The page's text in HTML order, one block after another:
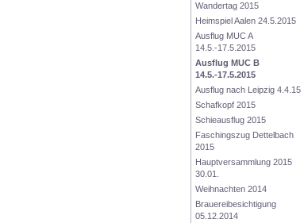
Wandertag 2015
Heimspiel Aalen 24.5.2015
Ausflug MUC A
14.5.-17.5.2015
Ausflug MUC B
14.5.-17.5.2015
Ausflug nach Leipzig 4.4.15
Schafkopf 2015
Schieausflug 2015
Faschingszug Dettelbach
2015
Hauptversammlung 2015
30.01.
Weihnachten 2014
Brauereibesichtigung
05.12.2014